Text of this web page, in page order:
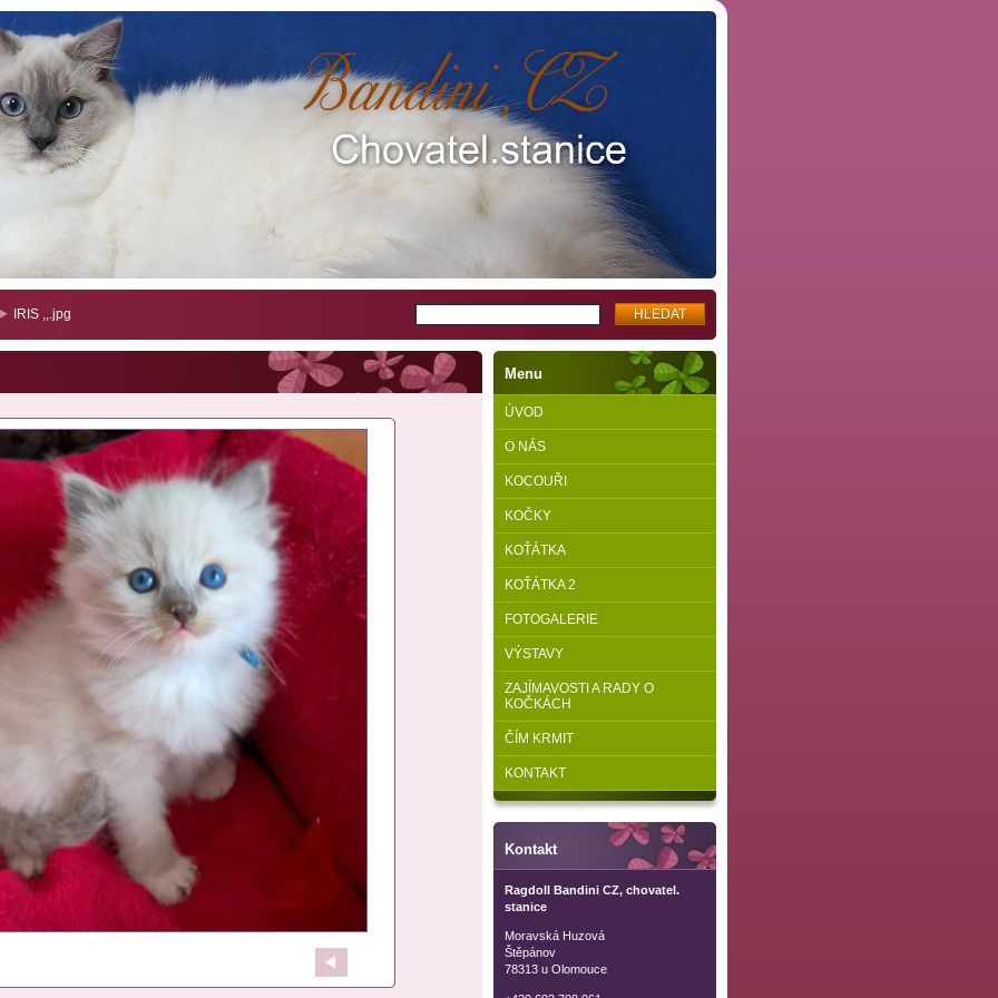
IRIS ,,.jpg
Menu
ÚVOD
O NÁS
KOCOUŘI
KOČKY
KOŤÁTKA
KOŤÁTKA 2
FOTOGALERIE
VÝSTAVY
ZAJÍMAVOSTI A RADY O
KOČKÁCH
ČÍM KRMIT
KONTAKT
Kontakt
Ragdoll Bandini CZ, chovatel.
stanice
Moravská Huzová
Štěpánov
78313 u Olomouce